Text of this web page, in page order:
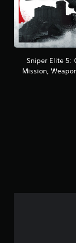
Sniper Elite 5:
Mission,